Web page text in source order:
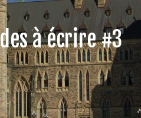
à écrire #3